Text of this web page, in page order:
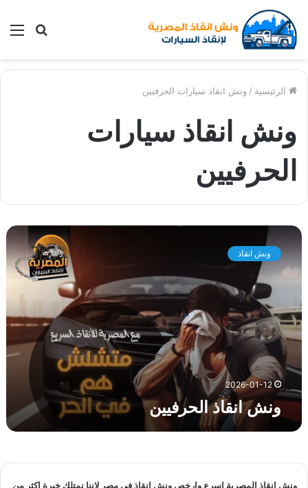
بحث
الرئيسية / ونش انقاذ سيارات الحرفيين
ونش انقاذ سيارات
الحرفيين
و
ق
ا
ذ
ح
ر
ف
ي
ونش انقاذ
2026-01-12
ونش انقاذ الحرفيين
ونش انقاذ المصرية اسرع وارخص ونش انقاذفي مصر لاننا نمتلك خبرة اكثر من